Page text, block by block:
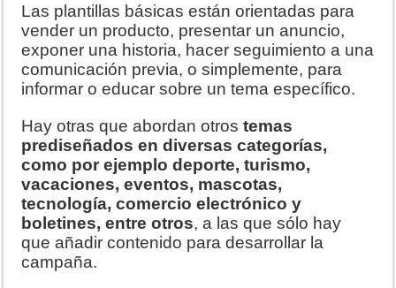
Las plantillas básicas están orientadas para
vender un producto, presentar un anuncio,
exponer una historia, hacer seguimiento a una
comunicación previa, o simplemente, para
informar o educar sobre un tema específico.
Hay otras que abordan otrostemas
prediseñados en diversas categorías,
como por ejemplo deporte, turismo,
vacaciones, eventos, mascotas,
tecnología, comercio electrónico y
boletines, entre otros, a las que sólo hay
que añadir contenido para desarrollar la
campaña.